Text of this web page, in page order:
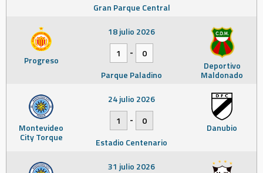
Gran Parque Central
Progreso Deportivo
Maldonado
18 julio 2026
1
-
0
Parque Paladino
Montevideo
City Torque
Danubio
24 julio 2026
1
-
0
Estadio Centenario
31 julio 2026